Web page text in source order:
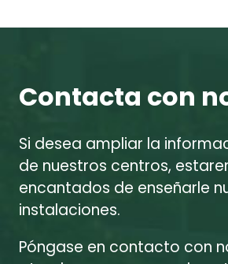
Contacta con
Si desea ampliar la
de nuestros centros,
encantados de enseñarle
instalaciones.
Póngase en contacto con